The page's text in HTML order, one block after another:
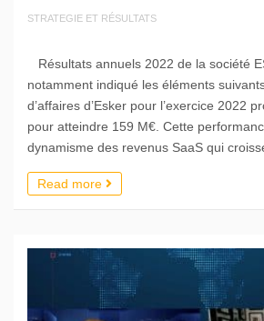
STRATEGIE ET RÉSULTATS
Résultats annuels 2022 de la société
notamment indiqué les éléments
d’affaires d’Esker pour l’exercice 2022
pour atteindre 159 M€. Cette
dynamisme des revenus SaaS qui
Read more